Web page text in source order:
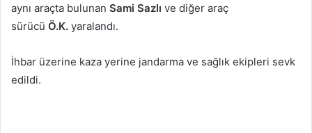
aynı araçta bulunan Sami Sazlı ve diğer araç
sürücü Ö.K. yaralandı.
İhbar üzerine kaza yerine jandarma ve sağlık ekipleri sevk
edildi.